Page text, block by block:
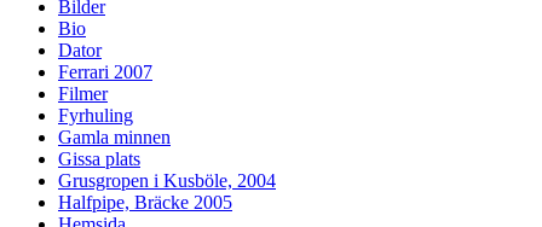
Bilder
Bio
Dator
Ferrari 2007
Filmer
Fyrhuling
Gamla minnen
Gissa plats
Grusgropen i Kusböle, 2004
Halfpipe, Bräcke 2005